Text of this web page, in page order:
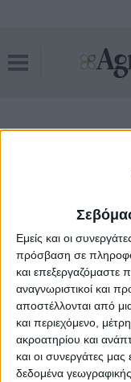
Εμείς και οι
πρόσβαση σε
και
αναγνωριστικοί και
αποστέλλονται από
και περιεχόμενο,
ακροατηρίου και
και οι συνεργάτες
δεδομένα